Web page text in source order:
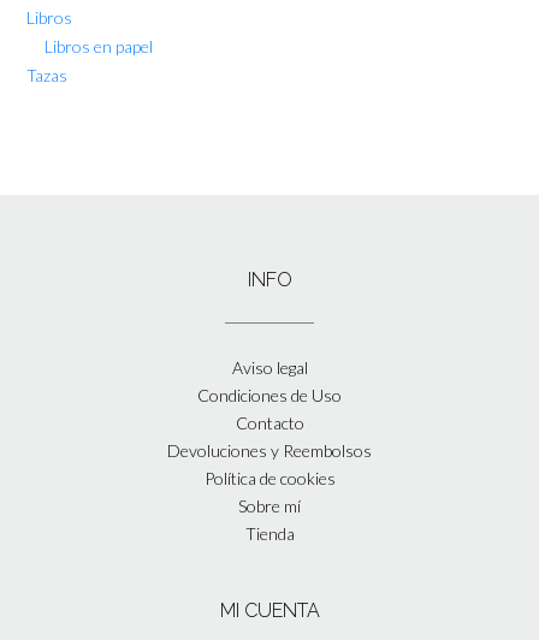
Libros
Libros en papel
Tazas
INFO
Aviso legal
Condiciones de Uso
Contacto
Devoluciones y Reembolsos
Política de cookies
Sobre mí
Tienda
MI CUENTA